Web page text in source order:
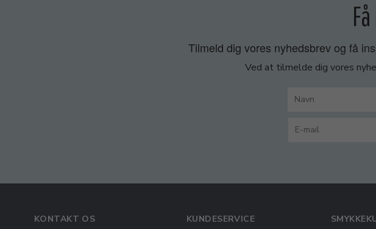
Tilmeld dig vores nyhedsbrev og få
Ved at tilmelde dig vores
KONTAKT OS KUNDESERVICE